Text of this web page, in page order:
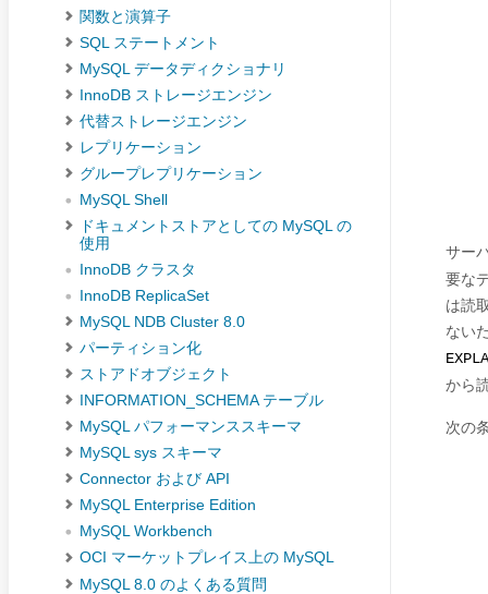
関数と演算子
SQL ステートメント
MySQL データディクショナリ
InnoDB ストレージエンジン
代替ストレージエンジン
レプリケーション
グループレプリケーション
MySQL Shell
ドキュメントストアとしての MySQL の
使用
InnoDB クラスタ
InnoDB ReplicaSet
MySQL NDB Cluster 8.0
パーティション化
ストアドオブジェクト
INFORMATION_SCHEMA テーブル
MySQL パフォーマンススキーマ
MySQL sys スキーマ
Connector および API
MySQL Enterprise Edition
MySQL Workbench
OCI マーケットプレイス上の MySQL
MySQL 8.0 のよくある質問
サー
要な
は読
ない
から
次の